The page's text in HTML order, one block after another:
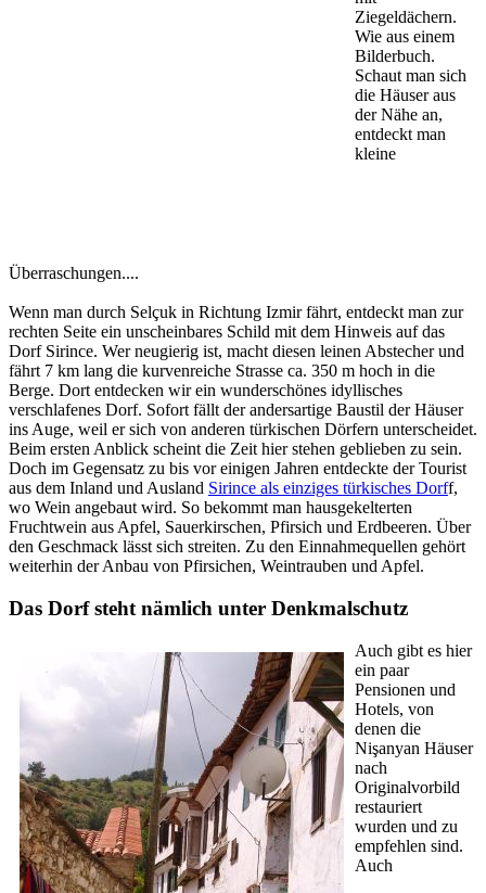
Ziegeldächern.
Wie aus einem
Bilderbuch.
Schaut man sich
die Häuser aus
der Nähe an,
entdeckt man
kleine
Überraschungen....
Wenn man durch Selçuk in Richtung Izmir fährt, entdeckt man zur
rechten Seite ein unscheinbares Schild mit dem Hinweis auf das
Dorf Sirince. Wer neugierig ist, macht diesen leinen Abstecher und
fährt 7 km lang die kurvenreiche Strasse ca. 350 m hoch in die
Berge. Dort entdecken wir ein wunderschönes idyllisches
verschlafenes Dorf. Sofort fällt der andersartige Baustil der Häuser
ins Auge, weil er sich von anderen türkischen Dörfern unterscheidet.
Beim ersten Anblick scheint die Zeit hier stehen geblieben zu sein.
Doch im Gegensatz zu bis vor einigen Jahren entdeckte der Tourist
aus dem Inland und Ausland Sirince als einziges türkisches Dorff,
wo Wein angebaut wird. So bekommt man hausgekelterten
Fruchtwein aus Apfel, Sauerkirschen, Pfirsich und Erdbeeren. Über
den Geschmack lässt sich streiten. Zu den Einnahmequellen gehört
weiterhin der Anbau von Pfirsichen, Weintrauben und Apfel.
Das Dorf steht nämlich unter Denkmalschutz
Auch gibt es hier
ein paar
Pensionen und
Hotels, von
denen die
Nişanyan Häuser
nach
Originalvorbild
restauriert
wurden und zu
empfehlen sind.
Auch